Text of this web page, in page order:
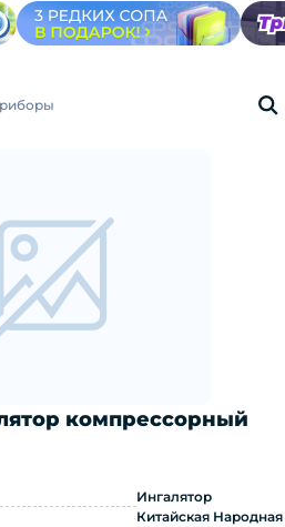
компрессорный
Ингалятор
Китайская Народная